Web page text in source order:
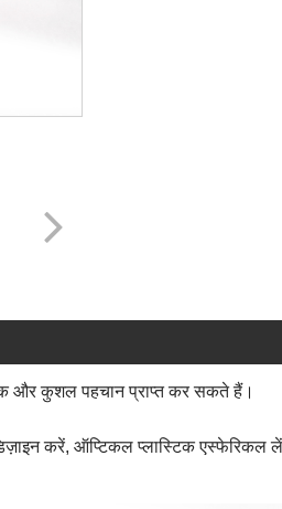
और कुशल पहचान प्राप्त कर सकते हैं।
करें, ऑप्टिकल प्लास्टिक एस्फेरिकल